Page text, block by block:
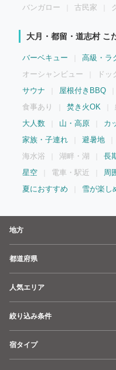
祝前日 132,000円（税込）／一棟
平日基本料金 44,000円 （4名様の
曜基本料金66,000円 （6名様の宿泊
ルなどもご持参ください） 4歳から
までの利用となりますので寝室ま
ーチェックイン、レイトチェックア
ンタル 別途追加料金 11,000円 キャ
ください。 ご希望される方は予約時
在は敷地内小屋にて常設しておりま
不可とさせて頂く場合もございます
等貸出はしておりません。ご持参
トカード払い （メールにて請求書
たします。 ■■ペット同伴及びオプ
か、メッセージ機能を通じて施設に
でご注意ください。
バンガロー
古民家
大月・都留・道志村 こ
バーベキュー 高級・ラ
オーシャンビュー
ドッ
サウナ
屋根付きBBQ
食事あり
焚き火OK
大人数
山・高原 カ
家族・子連れ
避暑地
海水浴
湖畔・湖 長
星空
電車・駅近
周
夏におすすめ
雪が楽し
地方
都道府県
人気エリア
絞り込み条件
宿タイプ